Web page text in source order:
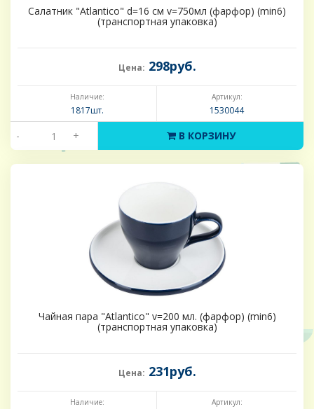
Салатник "Atlantico" d=16 см v=750мл (фарфор) (min6)
(транспортная упаковка)
Цена: 298руб.
Наличие:
1817шт.
Артикул:
1530044
- + В КОРЗИНУ
Чайная пара "Atlantico" v=200 мл. (фарфор) (min6)
(транспортная упаковка)
Цена: 231руб.
Наличие: Артикул: